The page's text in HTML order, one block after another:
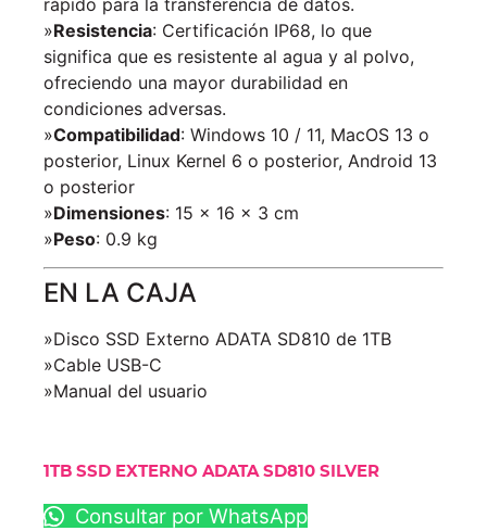
»Resistencia: Certificación IP68, lo que
significa que es resistente al agua y al polvo,
ofreciendo una mayor durabilidad en
condiciones adversas.
»Compatibilidad: Windows 10 / 11, MacOS 13 o
posterior, Linux Kernel 6 o posterior, Android 13
o posterior
»Dimensiones: 15 × 16 × 3 cm
»Peso: 0.9 kg
EN LA CAJA
»Disco SSD Externo ADATA SD810 de 1TB
»Cable USB-C
»Manual del usuario
1TB SSD EXTERNO ADATA SD810 SILVER
Consultar por WhatsApp